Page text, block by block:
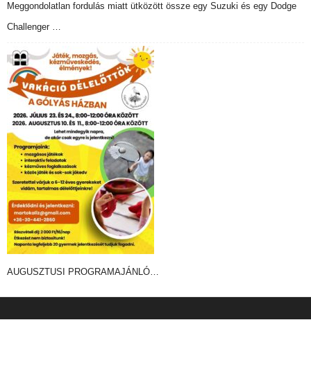
Meggondolatlan fordulás miatt ütközött össze egy Suzuki és egy Dodge
Challenger …
AUGUSZTUSI PROGRAMAJÁNLÓ…